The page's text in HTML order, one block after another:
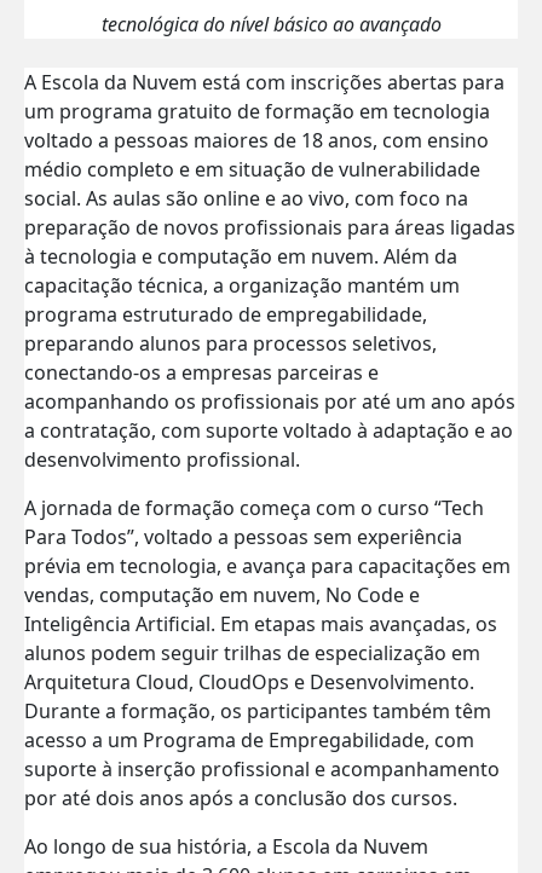
tecnológica do nível básico ao avançado
A Escola da Nuvem está com inscrições abertas para
um programa gratuito de formação em tecnologia
voltado a pessoas maiores de 18 anos, com ensino
médio completo e em situação de vulnerabilidade
social. As aulas são online e ao vivo, com foco na
preparação de novos profissionais para áreas ligadas
à tecnologia e computação em nuvem. Além da
capacitação técnica, a organização mantém um
programa estruturado de empregabilidade,
preparando alunos para processos seletivos,
conectando-os a empresas parceiras e
acompanhando os profissionais por até um ano após
a contratação, com suporte voltado à adaptação e ao
desenvolvimento profissional.
A jornada de formação começa com o curso “Tech
Para Todos”, voltado a pessoas sem experiência
prévia em tecnologia, e avança para capacitações em
vendas, computação em nuvem, No Code e
Inteligência Artificial. Em etapas mais avançadas, os
alunos podem seguir trilhas de especialização em
Arquitetura Cloud, CloudOps e Desenvolvimento.
Durante a formação, os participantes também têm
acesso a um Programa de Empregabilidade, com
suporte à inserção profissional e acompanhamento
por até dois anos após a conclusão dos cursos.
Ao longo de sua história, a Escola da Nuvem